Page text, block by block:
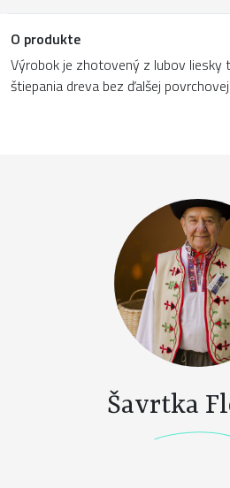
O produkte
Výrobok je zhotovený z lubov liesky
štiepania dreva bez ďalšej
Šavrtka